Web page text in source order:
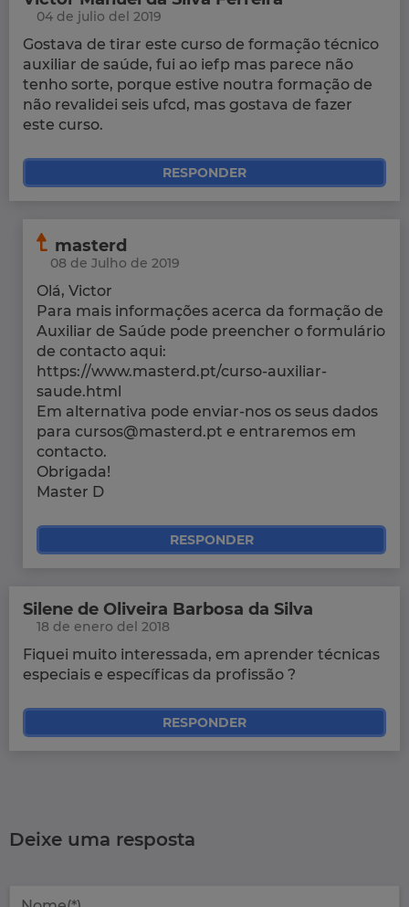
04 de julio del 2019
Gostava de tirar este curso de formação técnico
auxiliar de saúde, fui ao iefp mas parece não
tenho sorte, porque estive noutra formação de
não revalidei seis ufcd, mas gostava de fazer
este curso.
RESPONDER
masterd
08 de Julho de 2019
Olá, Victor
Para mais informações acerca da formação de
Auxiliar de Saúde pode preencher o formulário
de contacto aqui:
https://www.masterd.pt/curso-auxiliar-
saude.html
Em alternativa pode enviar-nos os seus dados
para cursos@masterd.pt e entraremos em
contacto.
Obrigada!
Master D
RESPONDER
Silene de Oliveira Barbosa da Silva
18 de enero del 2018
Fiquei muito interessada, em aprender técnicas
especiais e específicas da profissão ?
RESPONDER
Deixe uma resposta